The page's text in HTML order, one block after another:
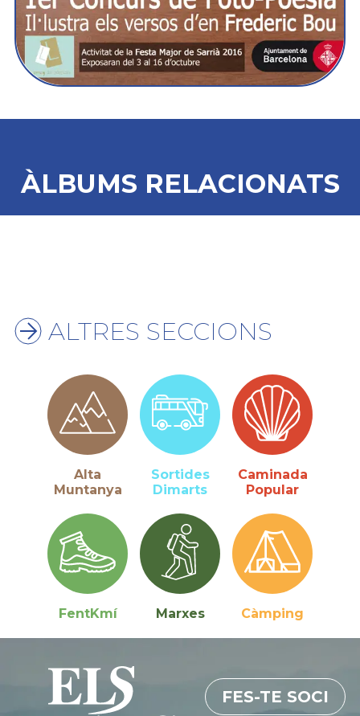
ÀLBUMS RELACIONATS
ALTRES SECCIONS
Alta
Muntanya
Sortides
Dimarts
Caminada
Popular
FentKmí Marxes Càmping
FES-TE SOCI